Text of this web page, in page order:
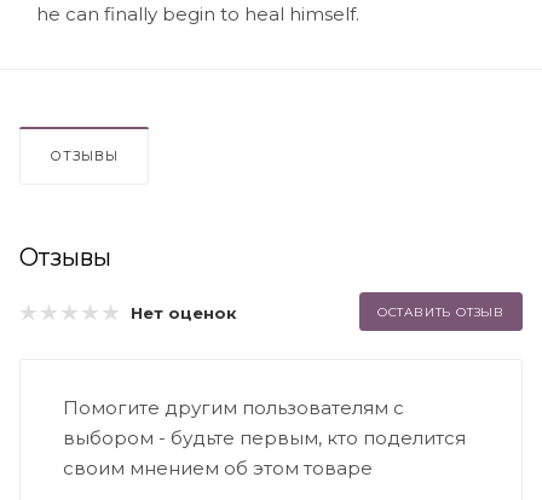
he can finally begin to heal himself.
ОТЗЫВЫ
Отзывы
Нет оценок ОСТАВИТЬ ОТЗЫВ
Помогите другим пользователям с
выбором - будьте первым, кто поделится
своим мнением об этом товаре